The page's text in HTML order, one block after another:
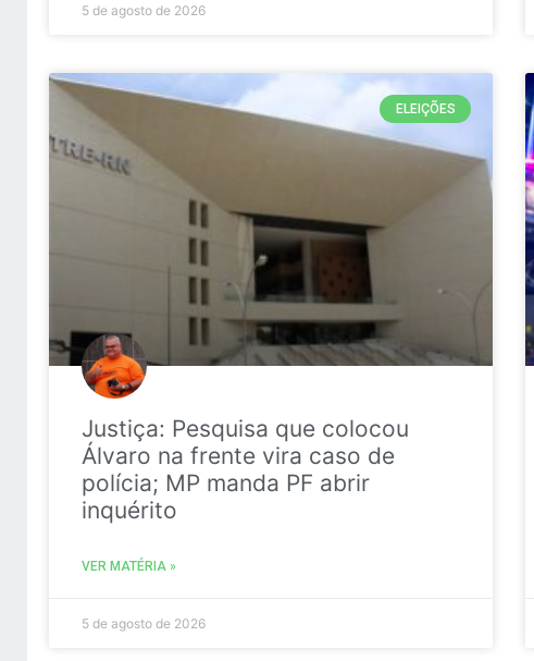
5 de agosto de 2026
ELEIÇÕES
Justiça: Pesquisa que colocou
Álvaro na frente vira caso de
polícia; MP manda PF abrir
inquérito
VER MATÉRIA »
5 de agosto de 2026